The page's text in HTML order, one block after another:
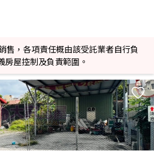
，各項責任概由該受託業者自行負
房屋控制及負責範圍。